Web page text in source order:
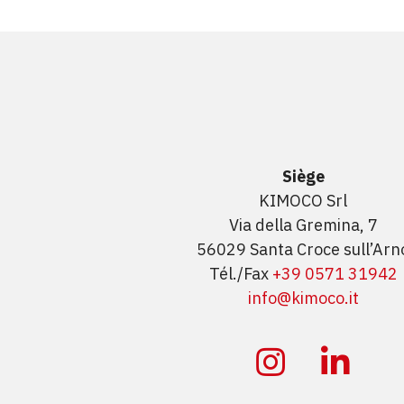
Siège
KIMOCO Srl
Via della Gremina, 7
56029 Santa Croce
Tél./Fax +39 0571 31942
info@kimoco.it